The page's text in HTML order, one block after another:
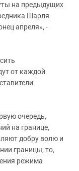
на предыдущих
Шарля
апреля», -
от каждой
очередь,
на границе,
добру волю и
границы, то,
режима